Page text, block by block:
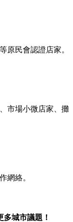
原民會認證店家。
市場小微店家、攤
網絡。
城市議題！